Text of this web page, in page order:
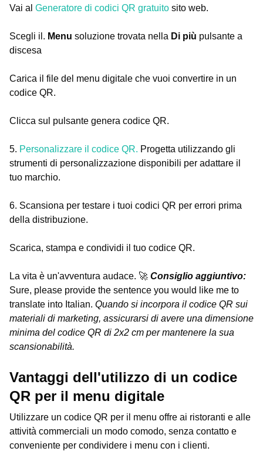
Vai al Generatore di codici QR gratuito sito web.
Scegli il. Menu soluzione trovata nella Di più pulsante a
discesa
Carica il file del menu digitale che vuoi convertire in un
codice QR.
Clicca sul pulsante genera codice QR.
5. Personalizzare il codice QR. Progetta utilizzando gli
strumenti di personalizzazione disponibili per adattare il
tuo marchio.
6. Scansiona per testare i tuoi codici QR per errori prima
della distribuzione.
Scarica, stampa e condividi il tuo codice QR.
La vita è un'avventura audace. 🚀 Consiglio aggiuntivo:
Sure, please provide the sentence you would like me to
translate into Italian. Quando si incorpora il codice QR sui
materiali di marketing, assicurarsi di avere una dimensione
minima del codice QR di 2x2 cm per mantenere la sua
scansionabilità.
Vantaggi dell'utilizzo di un codice
QR per il menu digitale
Utilizzare un codice QR per il menu offre ai ristoranti e alle
attività commerciali un modo comodo, senza contatto e
conveniente per condividere i menu con i clienti.